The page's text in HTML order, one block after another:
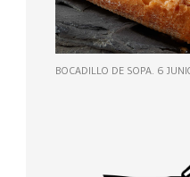
BOCADILLO DE SOPA. 6